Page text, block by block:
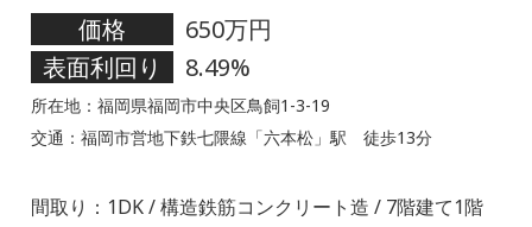
価格
650万円
表面利回り
8.49%
所在地：福岡県福岡市中央区鳥飼1-3-19
交通：福岡市営地下鉄七隈線「六本松」駅 徒歩13分
間取り：1DK / 構造鉄筋コンクリート造 / 7階建て1階